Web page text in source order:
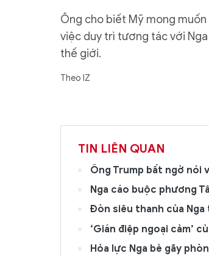
Ông cho biết Mỹ mong
việc duy trì tương tác với
thế giới.
Theo IZ
TIN LIÊN QUAN
Ông Trump bất ngờ nói
Nga cáo buộc phương
Đòn siêu thanh của
‘Gián điệp ngoại cảm’
Hỏa lực Nga bẻ gãy